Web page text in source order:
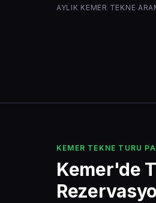
AYLIK KEMER TEKNE
KEMER TEKNE TURU
Kemer'de